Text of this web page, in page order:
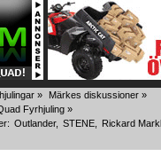
» Märkes diskussioner »
Fyrhjuling »
Outlander, STENE Rickard